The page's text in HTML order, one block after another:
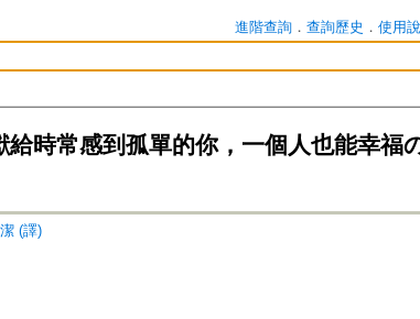
進階查詢． 查詢歷史 ． 使用
時常感到孤單的你，一個人也能幸福
(譯)